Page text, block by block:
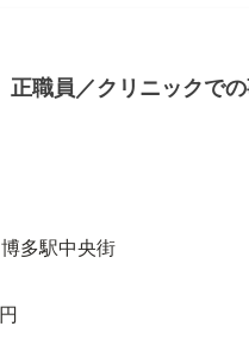
正職員／クリニックで
多駅中央街